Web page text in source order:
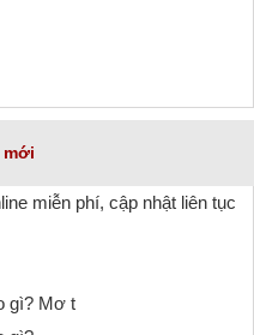
mới
miễn phí, cập nhật liên tục
gì? Mơ t